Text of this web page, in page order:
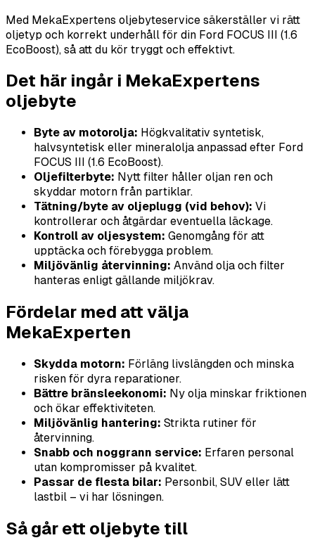
Med MekaExpertens oljebyteservice säkerställer vi rätt
oljetyp och korrekt underhåll för din Ford FOCUS III (1.6
EcoBoost), så att du kör tryggt och effektivt.
Det här ingår i MekaExpertens
oljebyte
Byte av motorolja: Högkvalitativ syntetisk,
halvsyntetisk eller mineralolja anpassad efter Ford
FOCUS III (1.6 EcoBoost).
Oljefilterbyte: Nytt filter håller oljan ren och
skyddar motorn från partiklar.
Tätning/byte av oljeplugg (vid behov): Vi
kontrollerar och åtgärdar eventuella läckage.
Kontroll av oljesystem: Genomgång för att
upptäcka och förebygga problem.
Miljövänlig återvinning: Använd olja och filter
hanteras enligt gällande miljökrav.
Fördelar med att välja
MekaExperten
Skydda motorn: Förläng livslängden och minska
risken för dyra reparationer.
Bättre bränsleekonomi: Ny olja minskar friktionen
och ökar effektiviteten.
Miljövänlig hantering: Strikta rutiner för
återvinning.
Snabb och noggrann service: Erfaren personal
utan kompromisser på kvalitet.
Passar de flesta bilar: Personbil, SUV eller lätt
lastbil – vi har lösningen.
Så går ett oljebyte till